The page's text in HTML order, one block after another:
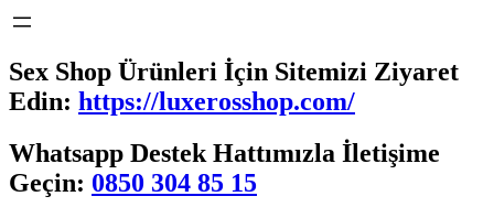
Sex Shop Ürünleri İçin Sitemizi Ziyaret
Edin: https://luxerosshop.com/
Whatsapp Destek Hattımızla İletişime
Geçin: 0850 304 85 15